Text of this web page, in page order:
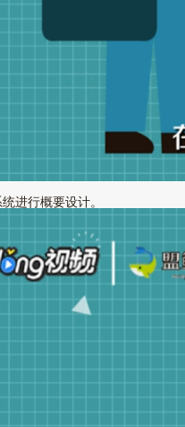
进行概要设计。